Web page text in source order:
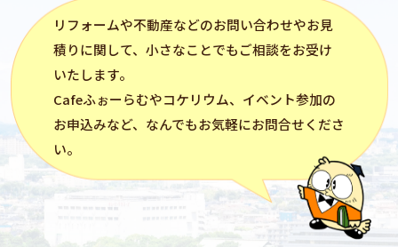
リフォームや不動産などのお問い合わせやお見
積りに関して、小さなことでもご相談をお受け
いたします。
Cafeふぉーらむやコケリウム、イベント参加の
お申込みなど、なんでもお気軽にお問合せくださ
い。